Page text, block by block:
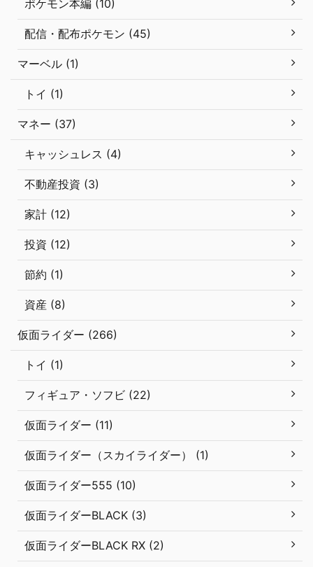
ポケモン本編 (10)
配信・配布ポケモン (45)
マーベル (1)
トイ (1)
マネー (37)
キャッシュレス (4)
不動産投資 (3)
家計 (12)
投資 (12)
節約 (1)
資産 (8)
仮面ライダー (266)
トイ (1)
フィギュア・ソフビ (22)
仮面ライダー (11)
仮面ライダー（スカイライダー） (1)
仮面ライダー555 (10)
仮面ライダーBLACK (3)
仮面ライダーBLACK RX (2)